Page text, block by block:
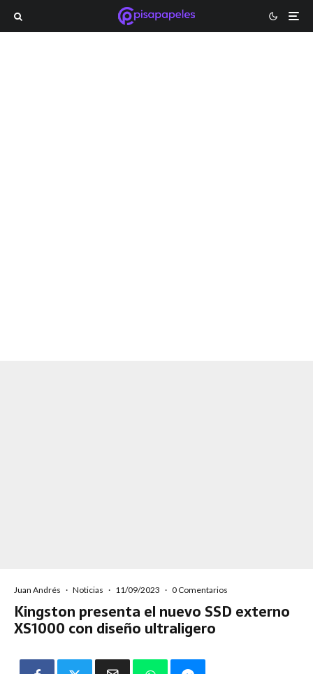
Juan Andrés · Noticias · 11/09/2023 · 0 Comentarios
Kingston presenta el nuevo SSD externo
XS1000 con diseño ultraligero